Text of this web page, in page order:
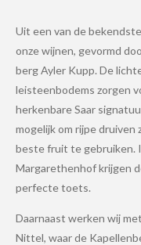
Uit een van de
onze wijnen, gevormd
berg Ayler Kupp. De
leisteenbodems zorgen
herkenbare Saar
mogelijk om rijpe
beste fruit te gebruiken.
Margarethenhof krijgen
perfecte toets.
Daarnaast werken wij
Nittel, waar de